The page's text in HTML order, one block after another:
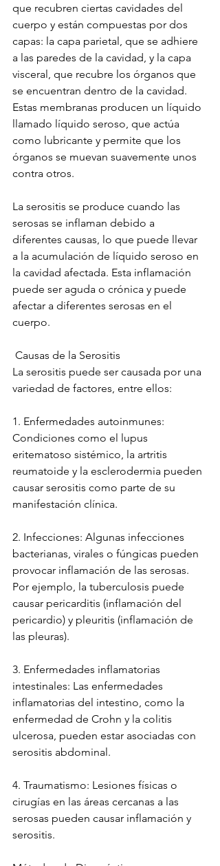
que recubren ciertas cavidades del
cuerpo y están compuestas por dos
capas: la capa parietal, que se adhiere
a las paredes de la cavidad, y la capa
visceral, que recubre los órganos que
se encuentran dentro de la cavidad.
Estas membranas producen un líquido
llamado líquido seroso, que actúa
como lubricante y permite que los
órganos se muevan suavemente unos
contra otros.
La serositis se produce cuando las
serosas se inflaman debido a
diferentes causas, lo que puede llevar
a la acumulación de líquido seroso en
la cavidad afectada. Esta inflamación
puede ser aguda o crónica y puede
afectar a diferentes serosas en el
cuerpo.
Causas de la Serositis
La serositis puede ser causada por una
variedad de factores, entre ellos:
1. Enfermedades autoinmunes:
Condiciones como el lupus
eritematoso sistémico, la artritis
reumatoide y la esclerodermia pueden
causar serositis como parte de su
manifestación clínica.
2. Infecciones: Algunas infecciones
bacterianas, virales o fúngicas pueden
provocar inflamación de las serosas.
Por ejemplo, la tuberculosis puede
causar pericarditis (inflamación del
pericardio) y pleuritis (inflamación de
las pleuras).
3. Enfermedades inflamatorias
intestinales: Las enfermedades
inflamatorias del intestino, como la
enfermedad de Crohn y la colitis
ulcerosa, pueden estar asociadas con
serositis abdominal.
4. Traumatismo: Lesiones físicas o
cirugías en las áreas cercanas a las
serosas pueden causar inflamación y
serositis.